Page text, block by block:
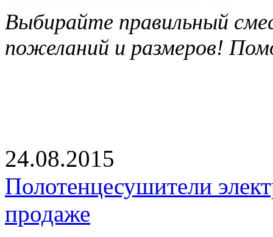
Выбирайте правильный
пожеланий и размеров!
24.08.2015
Полотенцесушители
продаже